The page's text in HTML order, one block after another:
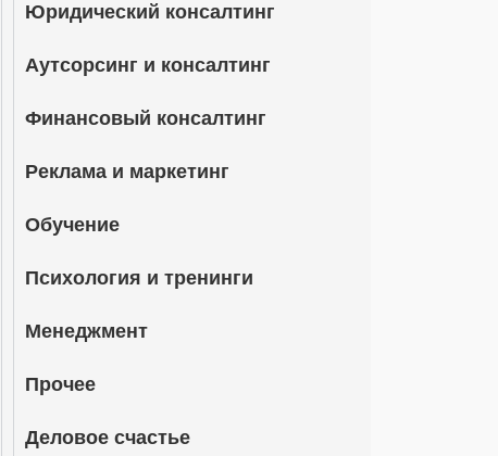
Юридический консалтинг
Аутсорсинг и консалтинг
Финансовый консалтинг
Реклама и маркетинг
Обучение
Психология и тренинги
Менеджмент
Прочее
Деловое счастье